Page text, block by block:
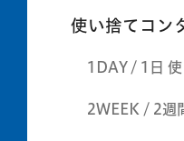
使い捨てコン
1DAY / 1日 使
2WEEK / 2週